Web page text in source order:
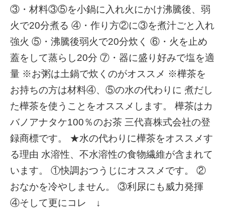
③・材料③⑤を小鍋に入れ火にかけ沸騰後、弱
火で20分煮る ④・作り方②に③を煮汁ごと入れ
強火 ⑤・沸騰後弱火で20分炊く ⑥・火を止め
蓋をして蒸らし20分 ⑦・器に盛り好みで塩を適
量 ※お粥は土鍋で炊くのがオススメ ※樺茶を
お持ちの方は材料④、⑤の水の代わりに 煮だし
た樺茶を使うことをオススメします。 樺茶はカ
バノアナタケ100％のお茶 三代喜株式会社の登
録商標です。 ★水の代わりに樺茶をオススメす
る理由 水溶性、不水溶性の食物繊維が含まれて
います。 ①快調おつうじにオススメです。 ②
おなかを冷やしません。 ③利尿にも威力発揮
④そして更にコレ ↓